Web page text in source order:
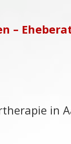
–
in